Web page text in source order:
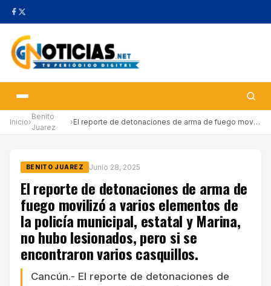
Inicio›
Benito
Juarez
› El reporte de detonaciones de arma de fuego movilizó a varios el…
BENITO JUAREZ Junio 28, 2025
El reporte de detonaciones de arma de
fuego movilizó a varios elementos de
la policía municipal, estatal y Marina,
no hubo lesionados, pero si se
encontraron varios casquillos.
Cancún.- El reporte de detonaciones de